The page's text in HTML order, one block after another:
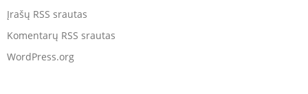
Įrašų RSS srautas
Komentarų RSS srautas
WordPress.org